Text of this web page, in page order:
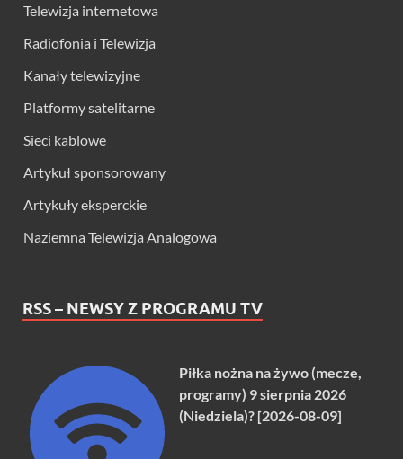
Telewizja internetowa
Radiofonia i Telewizja
Kanały telewizyjne
Platformy satelitarne
Sieci kablowe
Artykuł sponsorowany
Artykuły eksperckie
Naziemna Telewizja Analogowa
RSS – NEWSY Z PROGRAMU TV
Piłka nożna na żywo (mecze,
programy) 9 sierpnia 2026
(Niedziela)? [2026-08-09]